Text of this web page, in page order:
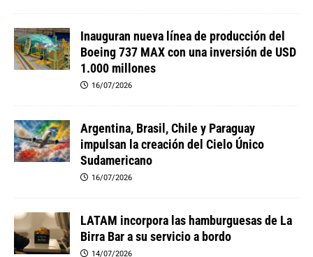
Inauguran nueva línea de producción del
Boeing 737 MAX con una inversión de USD
1.000 millones
16/07/2026
Argentina, Brasil, Chile y Paraguay
impulsan la creación del Cielo Único
Sudamericano
16/07/2026
LATAM incorpora las hamburguesas de La
Birra Bar a su servicio a bordo
14/07/2026